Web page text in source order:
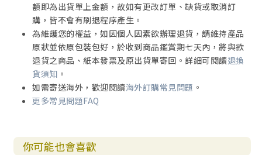
額即為出貨單上金額，故如有更改訂單、缺貨或取消訂
購，皆不會有刷退程序產生。
為維護您的權益，如因個人因素欲辦理退貨，請維持產品
原狀並依原包裝包好，於收到商品鑑賞期七天內，將與欲
退貨之商品、紙本發票及原出貨單寄回。詳細可閱讀退換
貨須知 。
如需寄送海外，歡迎閱讀海外訂購常見問題 。
更多常見問題FAQ
你可能也會喜歡